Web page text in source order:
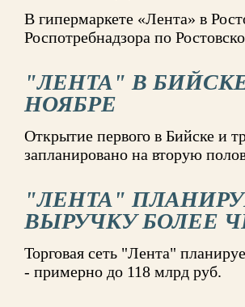
В гипермаркете «Лента» в
Роспотребнадзора по
"ЛЕНТА" В
НОЯБРЕ
Открытие первого в Бийске и
запланировано на вторую
"ЛЕНТА"
ВЫРУЧКУ БОЛЕЕ
Торговая сеть "Лента"
- примерно до 118 млрд руб.